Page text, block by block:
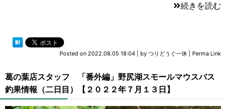
続きを読む
Posted on 2022.08.05 18:04 by つりどうぐ一休 Perma Link
葛の葉店スタッフ 「番外編」野尻湖スモールマウスバス
釣果情報（二日目）【２０２２年７月１３日】